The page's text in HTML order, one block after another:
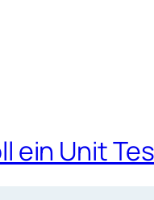
ein Unit